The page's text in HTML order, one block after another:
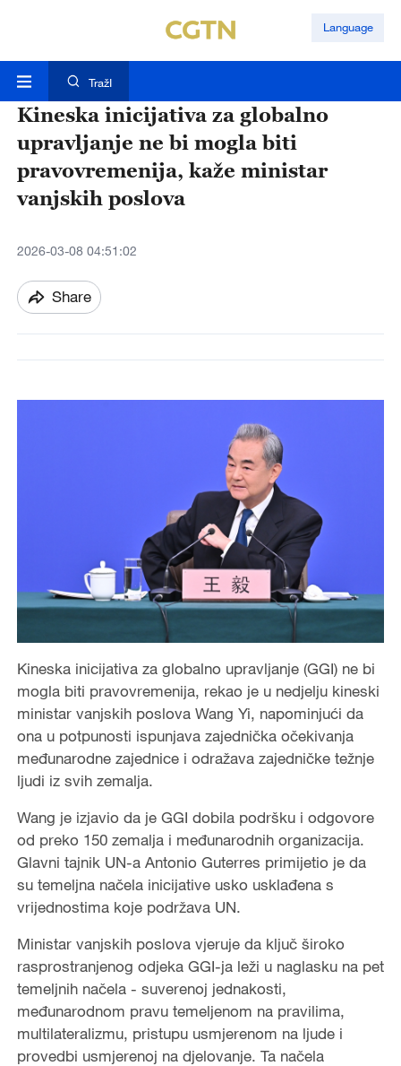
Language
TražI
Kineska inicijativa za globalno
upravljanje ne bi mogla biti
pravovremenija, kaže ministar
vanjskih poslova
2026-03-08 04:51:02
Share
Kineska inicijativa za globalno upravljanje (GGI) ne bi
mogla biti pravovremenija, rekao je u nedjelju kineski
ministar vanjskih poslova Wang Yi, napominjući da
ona u potpunosti ispunjava zajednička očekivanja
međunarodne zajednice i odražava zajedničke težnje
ljudi iz svih zemalja.
Wang je izjavio da je GGI dobila podršku i odgovore
od preko 150 zemalja i međunarodnih organizacija.
Glavni tajnik UN-a Antonio Guterres primijetio je da
su temeljna načela inicijative usko usklađena s
vrijednostima koje podržava UN.
Ministar vanjskih poslova vjeruje da ključ široko
rasprostranjenog odjeka GGI-ja leži u naglasku na pet
temeljnih načela - suverenoj jednakosti,
međunarodnom pravu temeljenom na pravilima,
multilateralizmu, pristupu usmjerenom na ljude i
provedbi usmjerenoj na djelovanje. Ta načela